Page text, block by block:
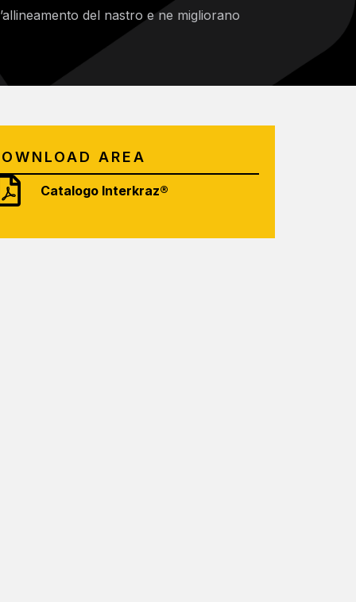
del nastro e ne migliorano
AREA
Catalogo Interkraz®